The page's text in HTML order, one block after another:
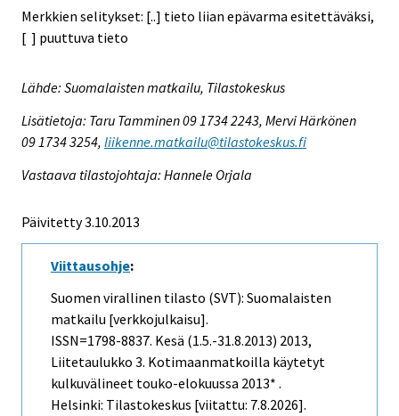
Merkkien selitykset: [..] tieto liian epävarma esitettäväksi,
[ ] puuttuva tieto
Lähde: Suomalaisten matkailu, Tilastokeskus
Lisätietoja: Taru Tamminen 09 1734 2243, Mervi Härkönen
09 1734 3254, liikenne.matkailu@tilastokeskus.fi
Vastaava tilastojohtaja: Hannele Orjala
Päivitetty 3.10.2013
Viittausohje:
Suomen virallinen tilasto (SVT): Suomalaisten
matkailu [verkkojulkaisu].
ISSN=1798-8837. Kesä (1.5.-31.8.2013) 2013,
Liitetaulukko 3. Kotimaanmatkoilla käytetyt
kulkuvälineet touko-elokuussa 2013* .
Helsinki: Tilastokeskus [viitattu: 7.8.2026].